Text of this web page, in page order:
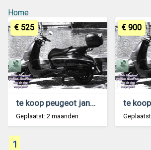
Home
te koop peugeot jango vraagprijs is 500
Geplaatst: 2 maanden
€ 525 € 900
1